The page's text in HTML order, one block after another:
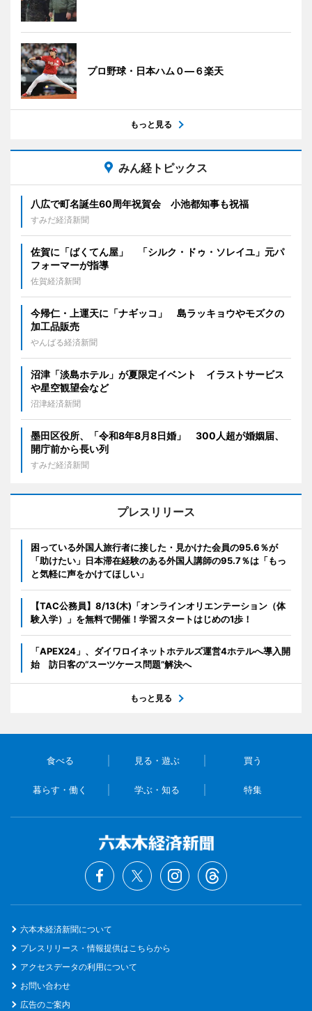
プロ野球・日本ハム０―６楽天
もっと見る
みん経トピックス
八広で町名誕生60周年祝賀会 小池都知事も祝福
すみだ経済新聞
佐賀に「ばくてん屋」 「シルク・ドゥ・ソレイユ」元パ
フォーマーが指導
佐賀経済新聞
今帰仁・上運天に「ナギッコ」 島ラッキョウやモズクの
加工品販売
やんばる経済新聞
沼津「淡島ホテル」が夏限定イベント イラストサービス
や星空観望会など
沼津経済新聞
墨田区役所、「令和8年8月8日婚」 300人超が婚姻届、
開庁前から長い列
すみだ経済新聞
プレスリリース
困っている外国人旅行者に接した・見かけた会員の95.6％が
「助けたい」日本滞在経験のある外国人講師の95.7％は「もっ
と気軽に声をかけてほしい」
【TAC公務員】8/13(木)「オンラインオリエンテーション（体
験入学）」を無料で開催！学習スタートはじめの1歩！
「APEX24」、ダイワロイネットホテルズ運営4ホテルへ導入開
始 訪日客の“スーツケース問題”解決へ
もっと見る
食べる 見る・遊ぶ 買う
暮らす・働く 学ぶ・知る 特集
六本木経済新聞について
プレスリリース・情報提供はこちらから
アクセスデータの利用について
お問い合わせ
広告のご案内